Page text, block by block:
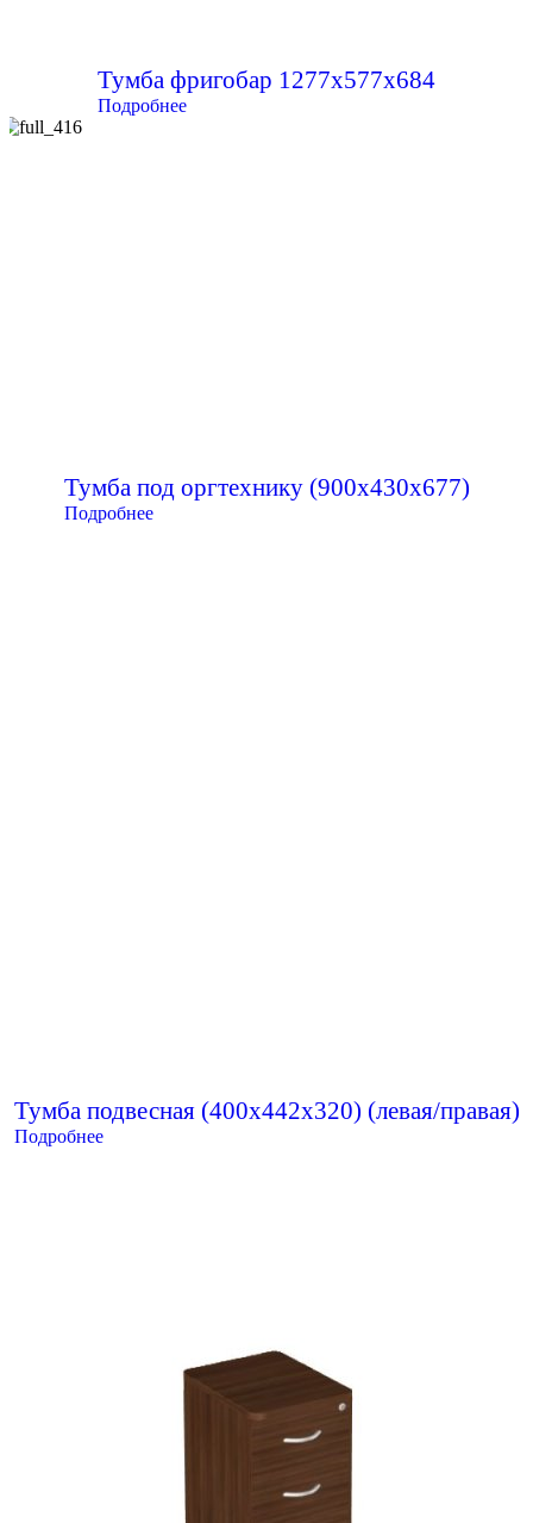
Тумба фригобар 1277х577х684
Подробнее
Тумба под оргтехнику (900х430х677)
Подробнее
Тумба подвесная (400х442х320) (левая/правая)
Подробнее